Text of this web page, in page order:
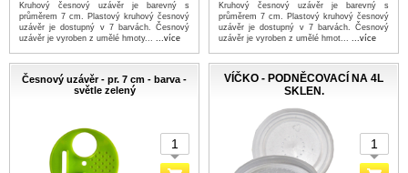
Kruhový česnový uzávěr je barevný s
průměrem 7 cm. Plastový kruhový česnový
uzávěr je dostupný v 7 barvách. Česnový
uzávěr je vyroben z umělé hmoty... ...více
Kruhový česnový uzávěr je barevný s
průměrem 7 cm. Plastový kruhový česnový
uzávěr je dostupný v 7 barvách. Česnový
uzávěr je vyroben z umělé hmot... ...více
Česnový uzávěr - pr. 7 cm - barva -
světle zelený
VÍČKO - PODNĚCOVACÍ NA 4L
SKLEN.